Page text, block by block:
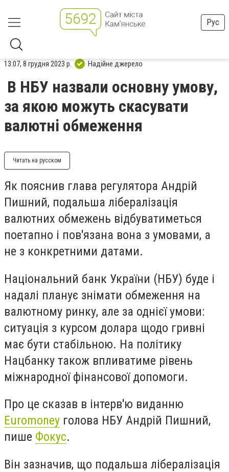
Рус
13:07, 8 грудня 2023 р. Надійне джерело
В НБУ назвали основну умову,
за якою можуть скасувати
валютні обмеження
Читать на русском
Як пояснив глава регулятора Андрій
Пишний, подальша лібералізація
валютних обмежень відбуватиметься
поетапно і пов'язана вона з умовами, а
не з конкретними датами.
Національний банк України (НБУ) буде і
надалі планує знімати обмеження на
валютному ринку, але за однієї умови:
ситуація з курсом долара щодо гривні
має бути стабільною. На політику
Нацбанку також впливатиме рівень
міжнародної фінансової допомоги.
Про це сказав в інтерв'ю виданню
Euromoney голова НБУ Андрій Пишний,
пише Фокус.
Він зазначив, що подальша лібералізація